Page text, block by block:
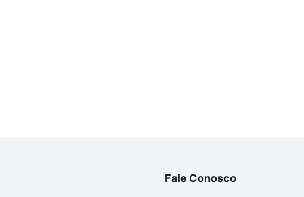
para comprar o imóvel dos seus sonhos com segurança e
Fale Conosco